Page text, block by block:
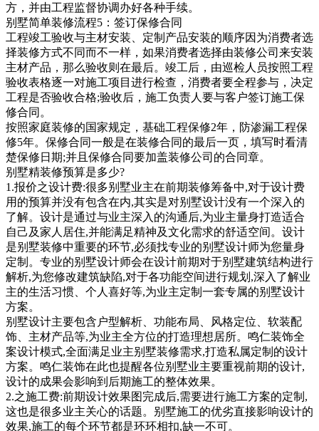
方，并由工程监督协调办好各种手续。
别墅简单装修流程5：签订保修合同
工程竣工验收与主材安装、定制产品安装的顺序因为消费者选
择装修方式不同而不一样，如果消费者选择由装修公司来安装
主材产品，那么验收则在最后。竣工后，由巡检人员按照工程
验收表格逐一对施工项目进行检查，消费者要全程参与，决定
工程是否验收合格;验收后，施工负责人要与客户签订施工保
修合同。
按照家庭装修的国家规定，基础工程保修2年，防渗漏工程保
修5年。保修合同一般是在装修合同的最后一页，填写时看清
楚保修日期;并且保修合同要加盖装修公司的合同章。
别墅精装修预算是多少?
1.报价之设计费:很多别墅业主在前期装修筹备中,对于设计费
用的预算并没有包含在内,其实是对别墅设计没有一个深入的
了解。设计是通过与业主深入的沟通后,为业主量身打造适合
自己及家人居住,并能满足精神及文化需求的舒适空间。设计
是别墅装修中重要的环节,必须找专业的别墅设计师为您量身
定制。专业的别墅设计师会在设计前期对于别墅建筑结构进行
解析,为您修改建筑缺陷,对于各功能空间进行规划,深入了解业
主的生活习惯、个人喜好等,为业主定制一套专属的别墅设计
方案。
别墅设计主要包含户型解析、功能布局、风格定位、软装配
饰、主材产品等,为业主全方位的打造理想居所。鸣仁装饰全
案设计模式,全面满足业主别墅装修需求,打造私属定制的设计
方案。鸣仁装饰在此也提醒各位别墅业主要重视前期的设计,
设计的成果会影响到后期施工的整体效果。
2.之施工费:前期设计效果图完成后,需要进行施工方案的定制,
这也是很多业主关心的话题。别墅施工的优劣直接影响设计的
效果,施工的每个环节都是环环相扣,缺一不可。